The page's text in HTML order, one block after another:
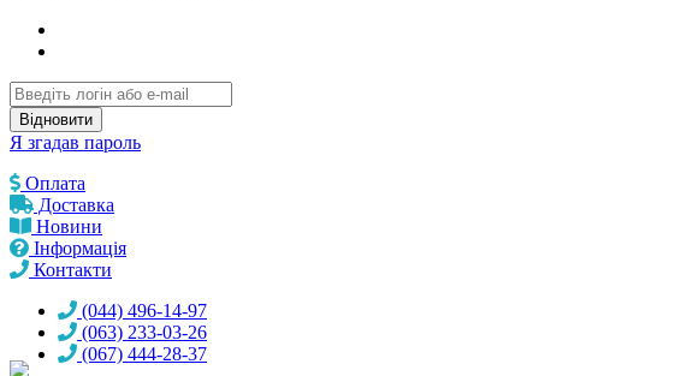
Відновити
Я згадав пароль
Оплата
Доставка
Новини
Інформація
Контакти
(044) 496-14-97
(063) 233-03-26
(067) 444-28-37